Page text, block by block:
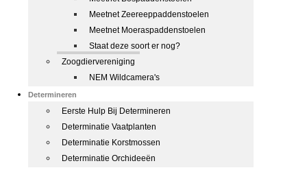
Meetnet Zeereeppaddenstoelen
Meetnet Moeraspaddenstoelen
Staat deze soort er nog?
Zoogdiervereniging
NEM Wildcamera's
Determineren
Eerste Hulp Bij Determineren
Determinatie Vaatplanten
Determinatie Korstmossen
Determinatie Orchideeën